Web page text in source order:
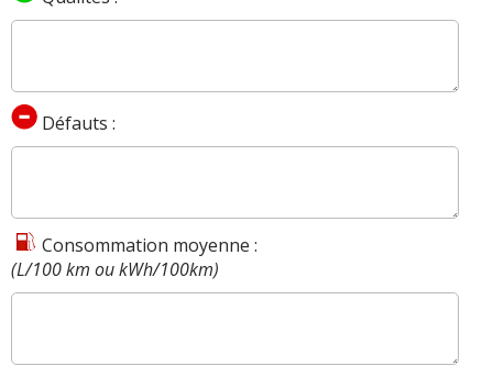
Défauts :
Consommation moyenne :
(L/100 km ou kWh/100km)